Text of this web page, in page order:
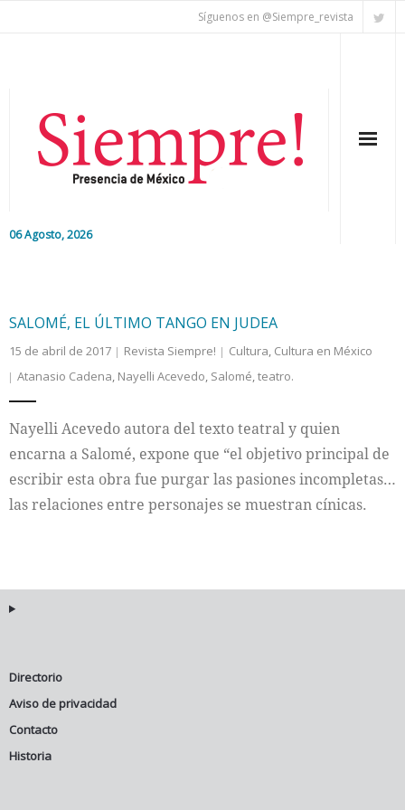
Síguenos en @Siempre_revista
06 Agosto, 2026
Editorial
Nacional
Internacional
Cultura
SALOMÉ, EL ÚLTIMO TANGO EN JUDEA
15 de abril de 2017 Revista Siempre! Cultura, Cultura en México
Atanasio Cadena, Nayelli Acevedo, Salomé,teatro.
Nayelli Acevedo autora del texto teatral y quien
encarna a Salomé, expone que “el objetivo principal de
escribir esta obra fue purgar las pasiones incompletas…
las relaciones entre personajes se muestran cínicas.
Directorio
Aviso de privacidad
Contacto
Historia